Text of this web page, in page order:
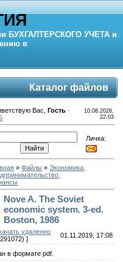
БУХГАЛТЕРСКОГО УЧЕТА и
в
Каталог файлов
Вас ,Гость ·
10.08.2026,
22:03
Личка:
»Файлы »Экономика,
Nove A. The Soviet
economic system. 3-ed.
Boston, 1986
удаленно
]
01.11.2019, 17:08
в формате pdf.